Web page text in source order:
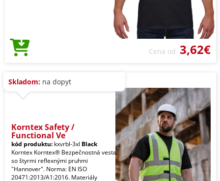
Cena od 3,62€
Skladom: na dopyt
Korntex Safety /
Functional Ve
kód produktu: kxvrbl-3xl Black
Korntex Korntex® Bezpečnostná vesta
so štyrmi reflexnými pruhmi
"Hannover". Norma: EN ISO
20471:2013/A1:2016. Materiály